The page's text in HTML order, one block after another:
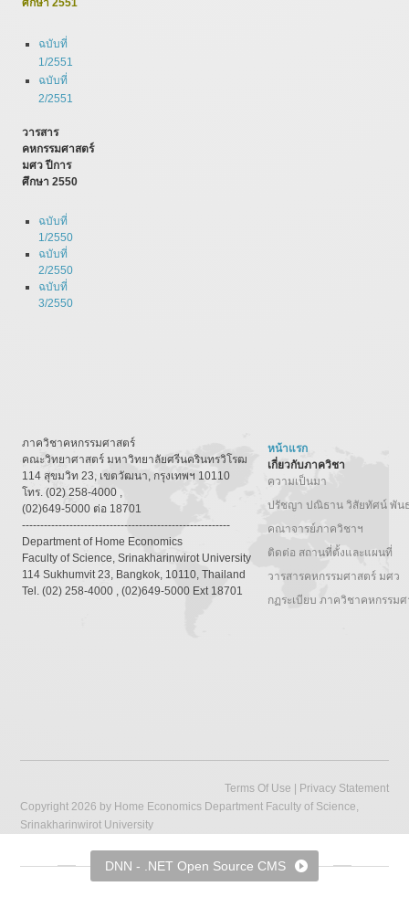
ศึกษา 2551
ฉบับที่
1/2551
ฉบับที่
2/2551
วารสาร
คหกรรมศาสตร์
มศว ปีการ
ศึกษา 2550
ฉบับที่
1/2550
ฉบับที่
2/2550
ฉบับที่
3/2550
ภาควิชาคหกรรมศาสตร์
คณะวิทยาศาสตร์ มหาวิทยาลัยศรีนครินทรวิโรฒ
114 สุขมวิท 23, เขตวัฒนา, กรุงเทพฯ 10110
โทร. (02) 258-4000 ,
(02)649-5000 ต่อ 18701
---------------------------------------------------------
Department of Home Economics
Faculty of Science, Srinakharinwirot University
114 Sukhumvit 23, Bangkok, 10110, Thailand
Tel. (02) 258-4000 , (02)649-5000 Ext 18701
หน้าแรก
เกี่ยวกับภาควิชา
ความเป็นมา
ปรัชญา ปณิธาน วิสัยทัศน์ พัน
คณาจารย์ภาควิชาฯ
ติดต่อ สถานที่ตั้งและแผนที่
วารสารคหกรรมศาสตร์ มศว
กฏระเบียบ ภาควิชาคหกรรม
Terms Of Use
Privacy Statement
Copyright 2026 by Home Economics Department Faculty of Science,
Srinakharinwirot University
DNN - .NET Open Source CMS